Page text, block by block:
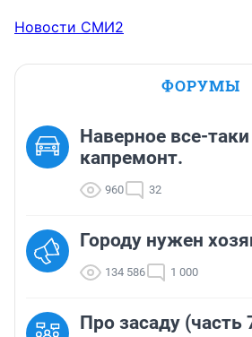
Новости СМИ2
ФОРУМЫ
Наверное все-
капремонт.
960 32
Городу нужен
134 586 1 000
Про засаду (часть